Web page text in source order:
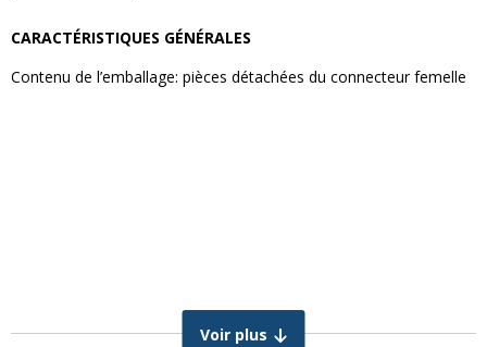
CARACTÉRISTIQUES GÉNÉRALES
Contenu de l’emballage: pièces détachées du connecteur femelle
Voir plus